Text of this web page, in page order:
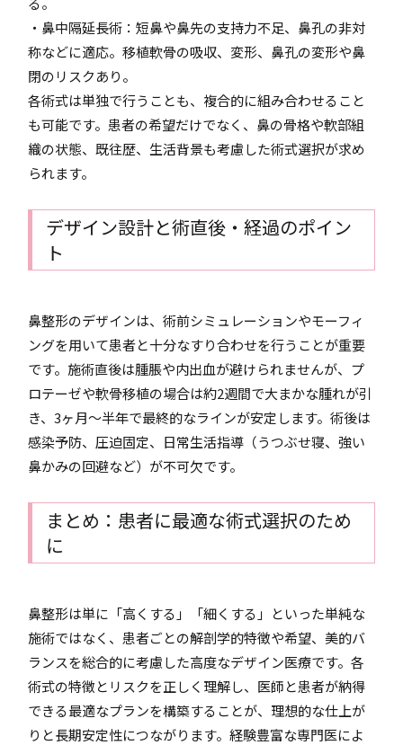
・鼻中隔延長術：短鼻や鼻先の支持力不足、鼻孔の非対
称などに適応。移植軟骨の吸収、変形、鼻孔の変形や鼻
閉のリスクあり。
各術式は単独で行うことも、複合的に組み合わせること
も可能です。患者の希望だけでなく、鼻の骨格や軟部組
織の状態、既往歴、生活背景も考慮した術式選択が求め
られます。
デザイン設計と術直後・経過のポイン
ト
鼻整形のデザインは、術前シミュレーションやモーフィ
ングを用いて患者と十分なすり合わせを行うことが重要
です。施術直後は腫脹や内出血が避けられませんが、プ
ロテーゼや軟骨移植の場合は約2週間で大まかな腫れが引
き、3ヶ月～半年で最終的なラインが安定します。術後は
感染予防、圧迫固定、日常生活指導（うつぶせ寝、強い
鼻かみの回避など）が不可欠です。
まとめ：患者に最適な術式選択のため
に
鼻整形は単に「高くする」「細くする」といった単純な
施術ではなく、患者ごとの解剖学的特徴や希望、美的バ
ランスを総合的に考慮した高度なデザイン医療です。各
術式の特徴とリスクを正しく理解し、医師と患者が納得
できる最適なプランを構築することが、理想的な仕上が
りと長期安定性につながります。経験豊富な専門医によ